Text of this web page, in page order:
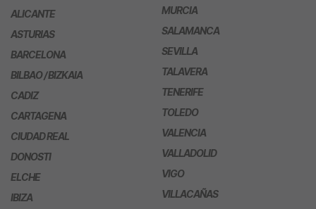
ALICANTE
ASTURIAS
BARCELONA
BILBAO / BIZKAIA
CADIZ
CARTAGENA
CIUDAD REAL
DONOSTI
ELCHE
IBIZA
MURCIA
SALAMANCA
SEVILLA
TALAVERA
TENERIFE
TOLEDO
VALENCIA
VALLADOLID
VIGO
VILLACAÑAS